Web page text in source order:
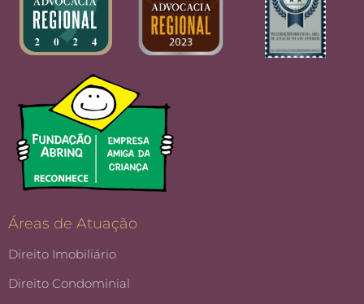
Áreas de Atuação
Direito Imobiliário
Direito Condominial